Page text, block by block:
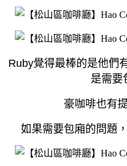
Ruby覺得最棒的是他們
是需要
豪咖啡也有
如果需要包廂的問題